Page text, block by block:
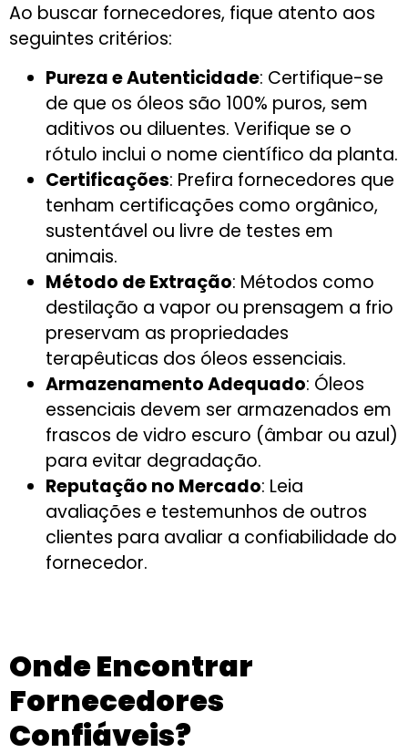
Ao buscar fornecedores, fique atento aos
seguintes critérios:
Pureza e Autenticidade: Certifique-se
de que os óleos são 100% puros, sem
aditivos ou diluentes. Verifique se o
rótulo inclui o nome científico da planta.
Certificações: Prefira fornecedores que
tenham certificações como orgânico,
sustentável ou livre de testes em
animais.
Método de Extração: Métodos como
destilação a vapor ou prensagem a frio
preservam as propriedades
terapêuticas dos óleos essenciais.
Armazenamento Adequado: Óleos
essenciais devem ser armazenados em
frascos de vidro escuro (âmbar ou azul)
para evitar degradação.
Reputação no Mercado: Leia
avaliações e testemunhos de outros
clientes para avaliar a confiabilidade do
fornecedor.
Onde Encontrar
Fornecedores
Confiáveis?